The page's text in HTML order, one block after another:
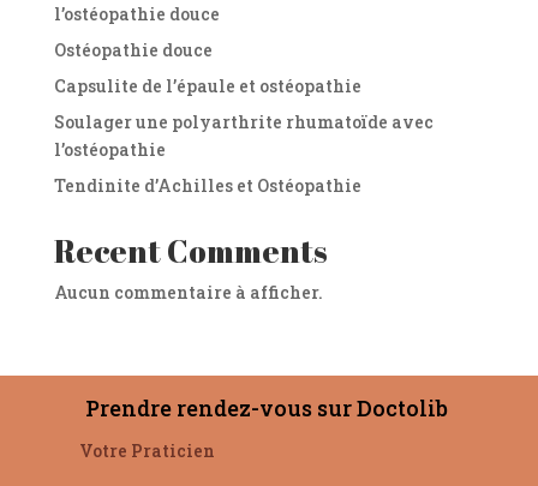
l’ostéopathie douce
Ostéopathie douce
Capsulite de l’épaule et ostéopathie
Soulager une polyarthrite rhumatoïde avec
l’ostéopathie
Tendinite d’Achilles et Ostéopathie
Recent Comments
Aucun commentaire à afficher.
Prendre rendez-vous sur Doctolib
Votre Praticien